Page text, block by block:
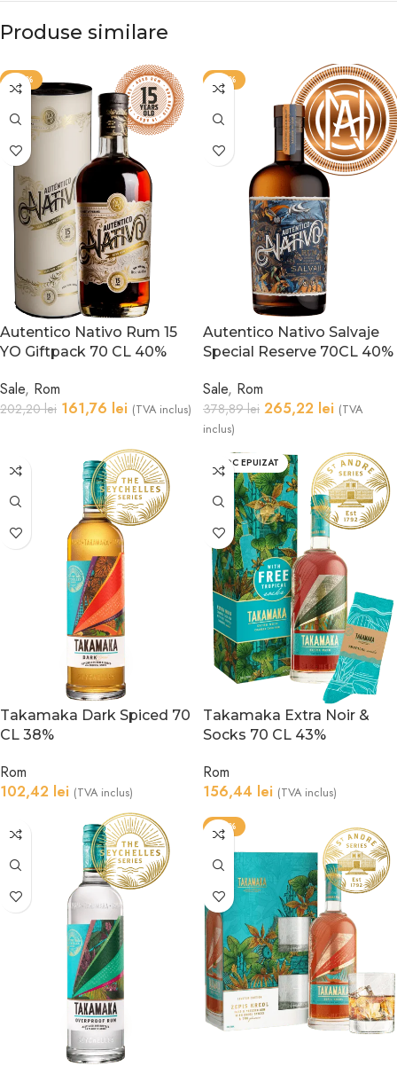
Produse similare
-20%
Autentico Nativo Rum 15
YO Giftpack 70 CL 40%
Sale, Rom
202,20lei 161,76 lei (TVA inclus)
-30%
Autentico Nativo Salvaje
Special Reserve 70CL 40%
Sale, Rom
378,89lei 265,22 lei (TVA
inclus)
Takamaka Dark Spiced 70
CL 38%
Rom
102,42 lei (TVA inclus)
STOC EPUIZAT
Takamaka Extra Noir &
Socks 70 CL 43%
Rom
156,44 lei (TVA inclus)
-20%